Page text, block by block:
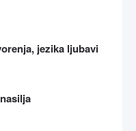
jezika ljubavi